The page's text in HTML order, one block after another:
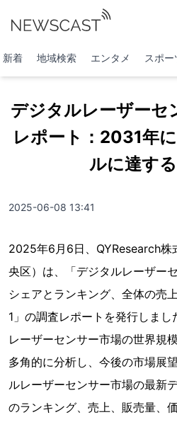
新着 地域検索 エンタメ スポー
デジタルレーザーセ
レポート：2031年
ルに達す
2025-06-08 13:41
2025年6月6日、QYResearch株
央区）は、「デジタルレーザー
シェアとランキング、全体の売
1」の調査レポートを発行しま
レーザーセンサー市場の世界規
多角的に分析し、今後の市場展
ルレーザーセンサー市場の最新
のランキング、売上、販売量、